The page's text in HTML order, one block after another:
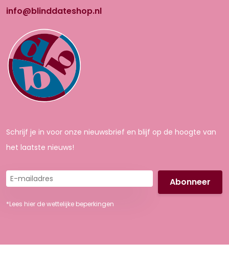
info@blinddateshop.nl
Schrijf je in voor onze nieuwsbrief en blijf op de hoogte van
het laatste nieuws!
E-
mailadres
*Lees hier de wettelijke beperkingen